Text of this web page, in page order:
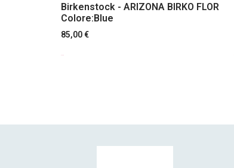
Birkenstock - ARIZONA BIRKO FLOR
Colore:Blue
85,00€